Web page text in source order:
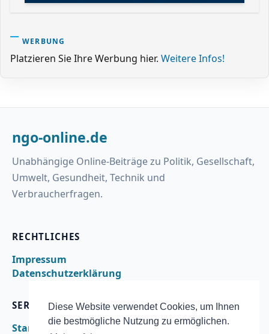
Diese Website verwendet Cookies, um Ihnen
die bestmögliche Nutzung zu ermöglichen.
WERBUNG
Platzieren Sie Ihre Werbung hier. Weitere Infos!
ngo-online.de
Unabhängige Online-Beiträge zu Politik, Gesellschaft,
Umwelt, Gesundheit, Technik und
Verbraucherfragen.
RECHTLICHES
Impressum
Datenschutzerklärung
SERVICE
Startseite